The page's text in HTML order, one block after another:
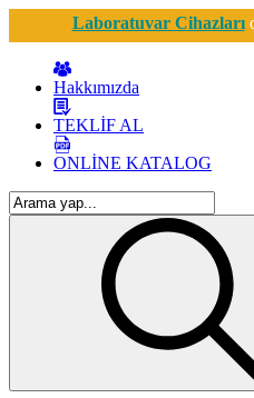
Laboratuvar Cihazları
Hakkımızda
TEKLİF AL
ONLİNE KATALOG